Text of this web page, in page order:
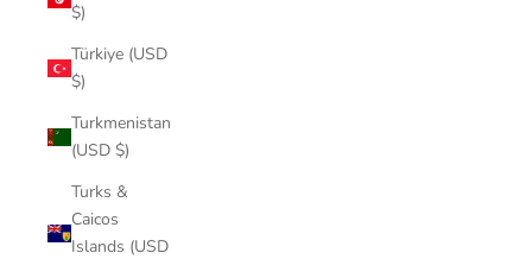
$)
Türkiye (USD
$)
Turkmenistan
(USD $)
Turks &
Caicos
Islands (USD